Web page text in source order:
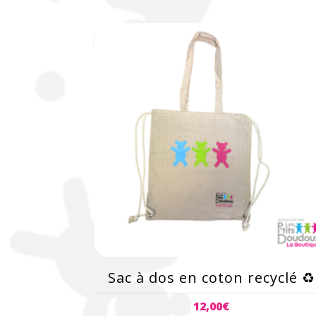
Sac à dos en coton recyclé ♻️
12,00€